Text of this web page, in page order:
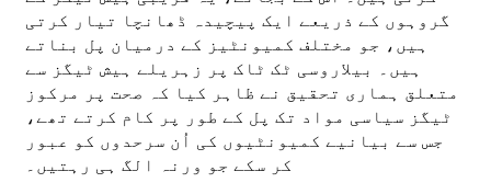
گروہوں کے ذریعے ایک پیچیدہ ڈھانچا تیار کرتی
ہیں، جو مختلف کمیونٹیز کے درمیان پل بناتے
ہیں۔ بیلاروسی ٹک ٹاک پر زہریلے ہیش ٹیگز سے
متعلق ہماری تحقیق نے ظاہر کیا کہ صحت پر مرکوز
ٹیگز سیاسی مواد تک پل کے طور پر کام کرتے تھے،
جس سے بیانیے کمیونٹیوں کی اُن سرحدوں کو عبور
کر سکے جو ورنہ الگ ہی رہتیں۔